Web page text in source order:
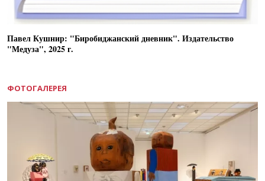
Павел Кушнир: "Биробиджанский дневник". Издательство
"Медуза", 2025 г.
ФОТОГАЛЕРЕЯ